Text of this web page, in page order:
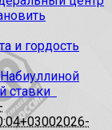
и гордость
ставки
2026-